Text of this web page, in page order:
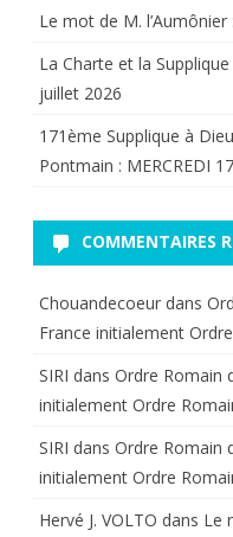
Le mot de M.
La Charte et la
juillet 2026
171ème Supplique à
Pontmain : MERCREDI
COMMENTAIRES
Chouandecoeur dans
France initialement
SIRI dans Ordre Romain
initialement Ordre
SIRI dans Ordre Romain
initialement Ordre
Hervé J. VOLTO dans Le